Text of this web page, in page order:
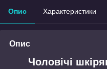
Опис Характеристики
Опис
Чоловічі